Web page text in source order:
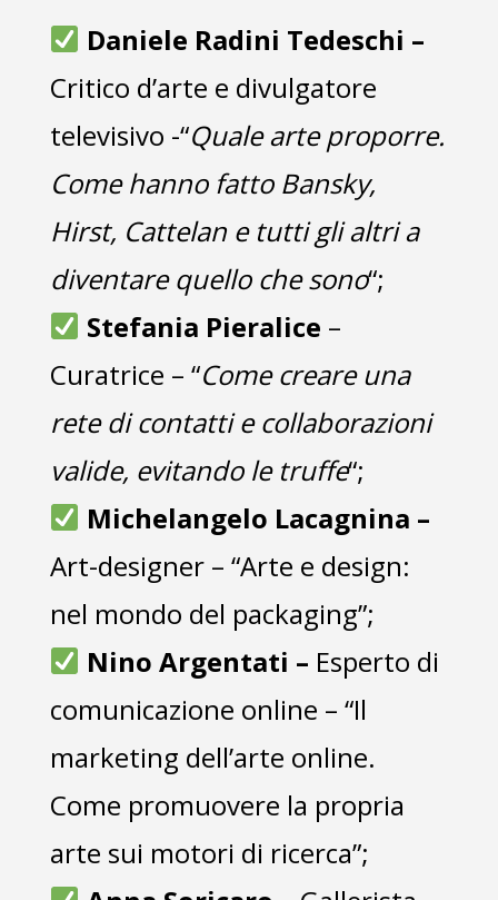
Daniele Radini Tedeschi –
Critico d’arte e divulgatore
televisivo -“Quale arte proporre.
Come hanno fatto Bansky,
Hirst, Cattelan e tutti gli altri a
diventare quello che sono“;
Stefania Pieralice –
Curatrice – “Come creare una
rete di contatti e collaborazioni
valide, evitando le truffe“;
Michelangelo Lacagnina –
Art-designer – “Arte e design:
nel mondo del packaging”;
Nino Argentati – Esperto di
comunicazione online – “Il
marketing dell’arte online.
Come promuovere la propria
arte sui motori di ricerca”;